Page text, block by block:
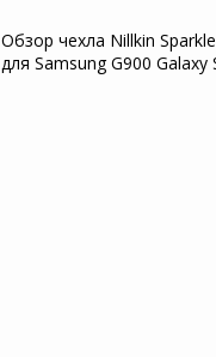
Обзор чехла Nillkin
для Samsung G900 Galaxy